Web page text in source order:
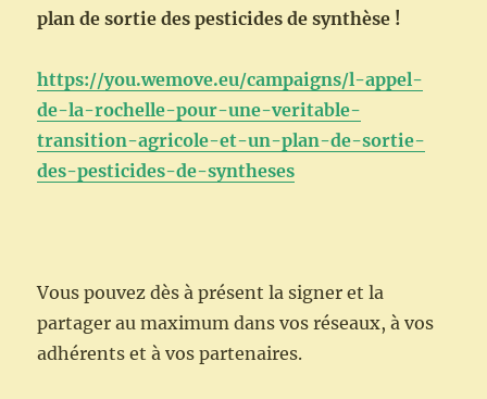
plan de sortie des pesticides de synthèse !
https://you.wemove.eu/campaigns/l-appel-
de-la-rochelle-pour-une-veritable-
transition-agricole-et-un-plan-de-sortie-
des-pesticides-de-syntheses
Vous pouvez dès à présent la signer et la
partager au maximum dans vos réseaux, à vos
adhérents et à vos partenaires.